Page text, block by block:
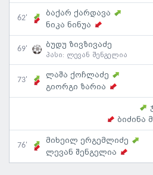
62'
ბაქარ ქარდავა
ნიკა ნინუა
69' ბუდუ ზივზივაძე
პასი: ლევან შენგელია
73'
ლაშა ქოჩლაძე
გიორგი ზარია
ბიძინა
76'
მიხეილ ერგემლიძე
ლევან შენგელია